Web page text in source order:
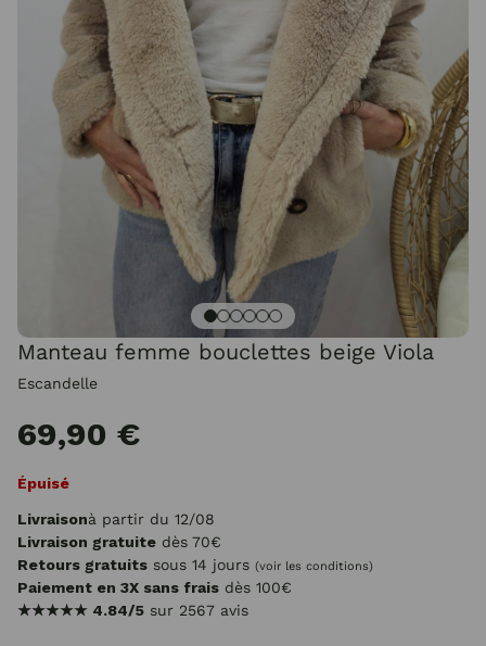
Manteau femme bouclettes beige Viola
Escandelle
69,90 €
Épuisé
Livraisonà partir du 12/08
Livraison gratuite dès 70€
Retours gratuits sous 14 jours (voir les conditions)
Paiement en 3X sans frais dès 100€
★★★★★ 4.84/5 sur 2567 avis